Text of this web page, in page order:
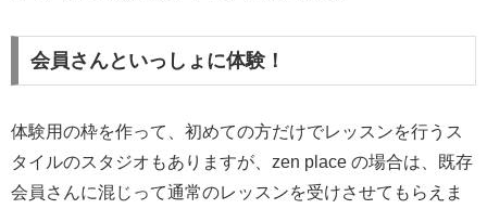
会員さんといっしょに体験！
体験用の枠を作って、初めての方だけでレッスンを行うス
タイルのスタジオもありますが、zen place の場合は、既存
会員さんに混じって通常のレッスンを受けさせてもらえま